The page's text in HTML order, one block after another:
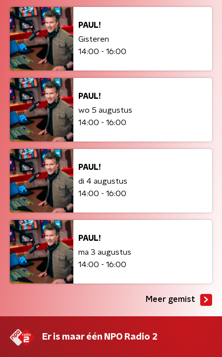
PAUL!
Gisteren
14:00 - 16:00
PAUL!
wo 5 augustus
14:00 - 16:00
PAUL!
di 4 augustus
14:00 - 16:00
PAUL!
ma 3 augustus
14:00 - 16:00
Meer gemist
Er is maar één NPO Radio 2